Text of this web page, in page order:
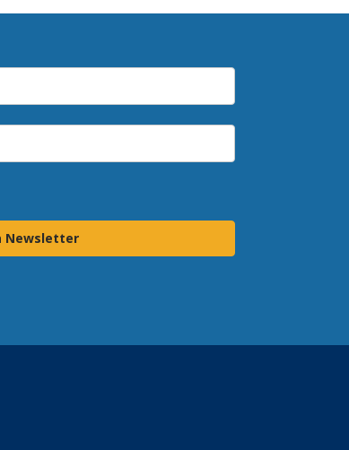
Newsletter